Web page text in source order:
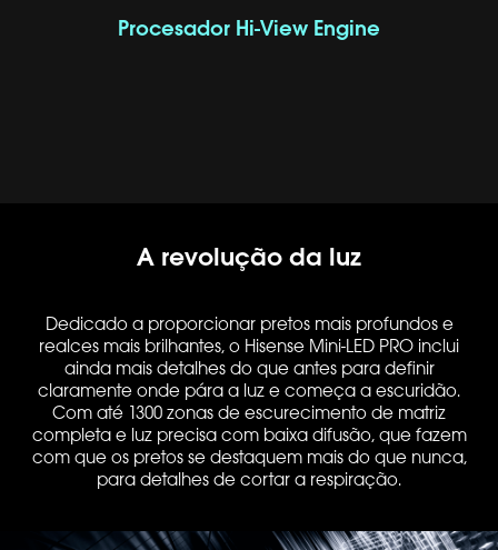
Procesador Hi-View Engine
A revolução da luz
Dedicado a proporcionar pretos mais profundos e
realces mais brilhantes, o Hisense Mini-LED PRO inclui
ainda mais detalhes do que antes para definir
claramente onde pára a luz e começa a escuridão.
Com até 1300 zonas de escurecimento de matriz
completa e luz precisa com baixa difusão, que fazem
com que os pretos se destaquem mais do que nunca,
para detalhes de cortar a respiração.